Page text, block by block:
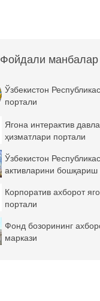
Фойдали манбалар
Ўзбекистон
портали
Ягона интерактив
ҳизматлари портали
Ўзбекистон
активларини бошқариш
Корпоратив ахборот
портали
Фонд бозорининг
маркази